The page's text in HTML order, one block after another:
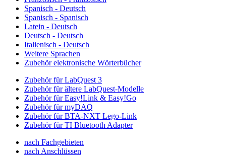
Spanisch - Deutsch
Spanisch - Spanisch
Latein - Deutsch
Deutsch - Deutsch
Italienisch - Deutsch
Weitere Sprachen
Zubehör elektronische Wörterbücher
Zubehör für LabQuest 3
Zubehör für ältere LabQuest-Modelle
Zubehör für Easy!Link & Easy!Go
Zubehör für myDAQ
Zubehör für BTA-NXT Lego-Link
Zubehör für TI Bluetooth Adapter
nach Fachgebieten
nach Anschlüssen